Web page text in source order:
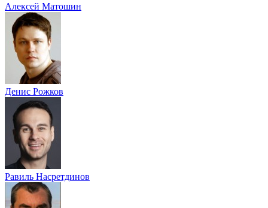
Алексей Матошин
Денис Рожков
Равиль Насретдинов